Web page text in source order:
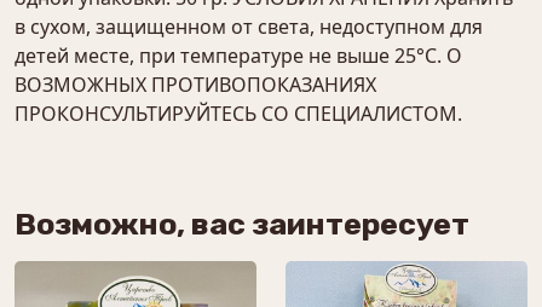
в сухом, защищенном от света, недоступном для
детей месте, при температуре не выше 25°С. О
ВОЗМОЖНЫХ ПРОТИВОПОКАЗАНИЯХ
ПРОКОНСУЛЬТИРУЙТЕСЬ СО СПЕЦИАЛИСТОМ.
Возможно, вас заинтересует